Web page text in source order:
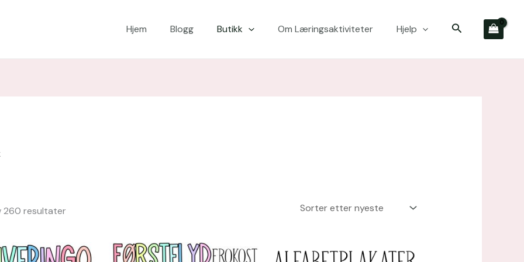
Hjem Blogg Butikk Om Læringsaktiviteter Hjelp Søk
260 resultater